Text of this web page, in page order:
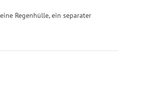
Regenhülle, ein separater